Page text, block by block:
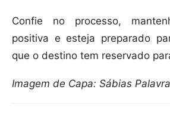
Confie no processo,
positiva e esteja preparado
que o destino tem reservado
Imagem de Capa: Sábias